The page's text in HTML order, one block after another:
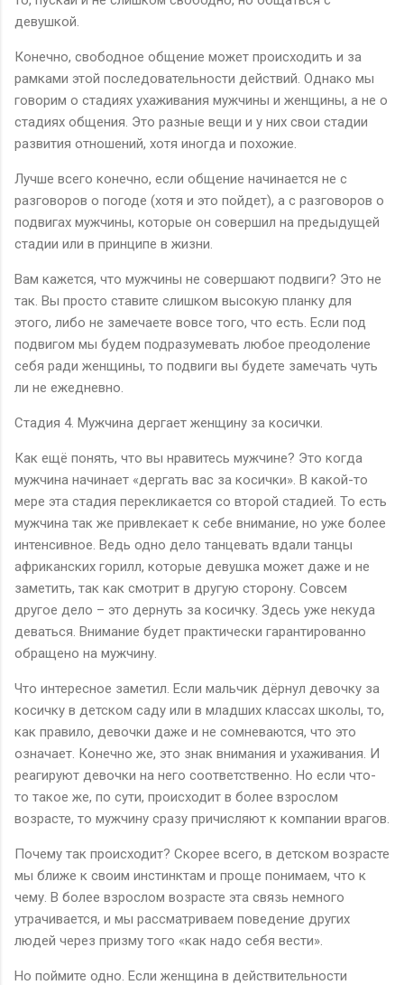
девушкой.
Конечно, свободное общение может происходить и за
рамками этой последовательности действий. Однако мы
говорим о стадиях ухаживания мужчины и женщины, а не о
стадиях общения. Это разные вещи и у них свои стадии
развития отношений, хотя иногда и похожие.
Лучше всего конечно, если общение начинается не с
разговоров о погоде (хотя и это пойдет), а с разговоров о
подвигах мужчины, которые он совершил на предыдущей
стадии или в принципе в жизни.
Вам кажется, что мужчины не совершают подвиги? Это не
так. Вы просто ставите слишком высокую планку для
этого, либо не замечаете вовсе того, что есть. Если под
подвигом мы будем подразумевать любое преодоление
себя ради женщины, то подвиги вы будете замечать чуть
ли не ежедневно.
Стадия 4. Мужчина дергает женщину за косички.
Как ещё понять, что вы нравитесь мужчине? Это когда
мужчина начинает «дергать вас за косички». В какой-то
мере эта стадия перекликается со второй стадией. То есть
мужчина так же привлекает к себе внимание, но уже более
интенсивное. Ведь одно дело танцевать вдали танцы
африканских горилл, которые девушка может даже и не
заметить, так как смотрит в другую сторону. Совсем
другое дело – это дернуть за косичку. Здесь уже некуда
деваться. Внимание будет практически гарантированно
обращено на мужчину.
Что интересное заметил. Если мальчик дёрнул девочку за
косичку в детском саду или в младших классах школы, то,
как правило, девочки даже и не сомневаются, что это
означает. Конечно же, это знак внимания и ухаживания. И
реагируют девочки на него соответственно. Но если что-
то такое же, по сути, происходит в более взрослом
возрасте, то мужчину сразу причисляют к компании врагов.
Почему так происходит? Скорее всего, в детском возрасте
мы ближе к своим инстинктам и проще понимаем, что к
чему. В более взрослом возрасте эта связь немного
утрачивается, и мы рассматриваем поведение других
людей через призму того «как надо себя вести».
Но поймите одно. Если женщина в действительности